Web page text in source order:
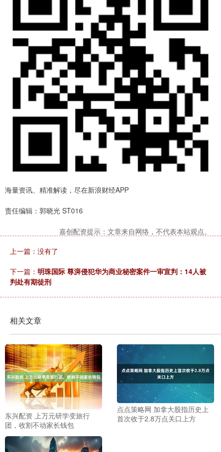
海量资讯、精准解读，尽在新浪财经APP
责任编辑：郭晓光 ST016
嘉创配资提示：文章来自网络，不代表本站观点。
上一篇：没有了
下一篇： 明珠国际 尊湃侵犯华为商业秘密案件一审宣判：14人被
判处有期徒刑
相关文章
东兴配资 上万元研学变旅行
团，收割不动家长钱包
点点策略网 加拿大股指历史上
首次收于2.8万点关口上方